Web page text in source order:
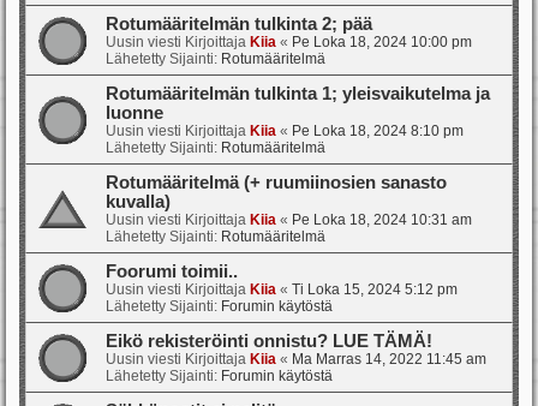
Rotumääritelmän tulkinta 2; pää
Uusin viesti Kirjoittaja Kiia « Pe Loka 18, 2024 10:00 pm
Lähetetty Sijainti: Rotumääritelmä
Rotumääritelmän tulkinta 1; yleisvaikutelma ja
luonne
Uusin viesti Kirjoittaja Kiia « Pe Loka 18, 2024 8:10 pm
Lähetetty Sijainti: Rotumääritelmä
Rotumääritelmä (+ ruumiinosien sanasto
kuvalla)
Uusin viesti Kirjoittaja Kiia « Pe Loka 18, 2024 10:31 am
Lähetetty Sijainti: Rotumääritelmä
Foorumi toimii..
Uusin viesti Kirjoittaja Kiia « Ti Loka 15, 2024 5:12 pm
Lähetetty Sijainti: Forumin käytöstä
Eikö rekisteröinti onnistu? LUE TÄMÄ!
Uusin viesti Kirjoittaja Kiia « Ma Marras 14, 2022 11:45 am
Lähetetty Sijainti: Forumin käytöstä